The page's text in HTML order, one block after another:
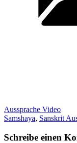
Aussprache Video
Samshaya, Sanskrit
Schreibe einen